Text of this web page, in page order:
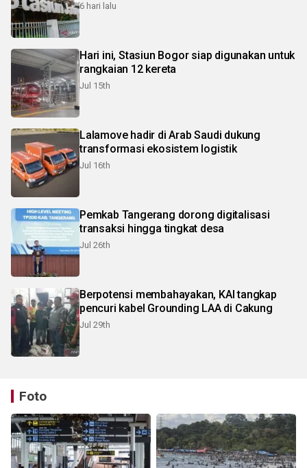
6 hari lalu
Hari ini, Stasiun Bogor siap digunakan untuk
rangkaian 12 kereta
Jul 15th
Lalamove hadir di Arab Saudi dukung
transformasi ekosistem logistik
Jul 16th
Pemkab Tangerang dorong digitalisasi
transaksi hingga tingkat desa
Jul 26th
Berpotensi membahayakan, KAI tangkap
pencuri kabel Grounding LAA di Cakung
Jul 29th
Foto